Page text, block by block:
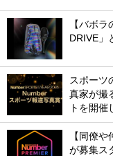
【バボ
DRIVE」
スポーツ
真家が撮
トを開催
【同僚
が募集ス